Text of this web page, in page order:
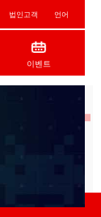
법인고객 언어
이벤트